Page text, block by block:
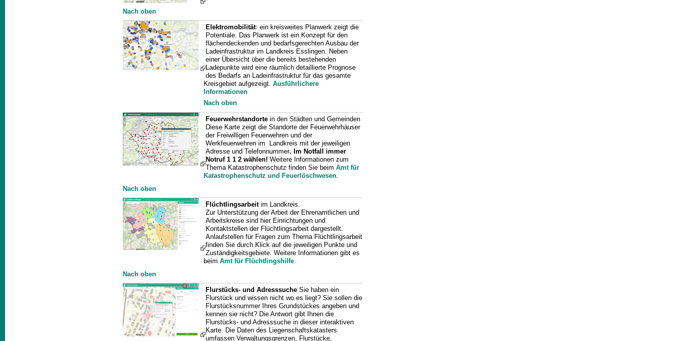
Nach oben
Elektromobilität: ein kreisweites Planwerk zeigt die
Potentiale. Das Planwerk ist ein Konzept für den
flächendeckenden und bedarfsgerechten Ausbau der
Ladeinfrastruktur im Landkreis Esslingen. Neben
einer Übersicht über die bereits bestehenden
Ladepunkte wird eine räumlich detaillierte Prognose
des Bedarfs an Ladeinfrastruktur für das gesamte
Kreisgebiet aufgezeigt. Ausführlichere
Informationen
Nach oben
Feuerwehrstandorte in den Städten und Gemeinden
Diese Karte zeigt die Standorte der Feuerwehrhäuser
der Freiwilligen Feuerwehren und der
Werkfeuerwehren im Landkreis mit der jeweiligen
Adresse und Telefonnummer. Im Notfall immer
Notruf 1 1 2 wählen! Weitere Informationen zum
Thema Katastrophenschutz finden Sie beim Amt für
Katastrophenschutz und Feuerlöschwesen
Nach oben
Flüchtlingsarbeitim Landkreis.
Zur Unterstützung der Arbeit der Ehrenamtlichen und
Arbeitskreise sind hier Einrichtungen und
Kontaktstellen der Flüchtlingsarbeit dargestellt.
Anlaufstellen für Fragen zum Thema Flüchtlingsarbeit
finden Sie durch Klick auf die jeweiligen Punkte und
Zuständigkeitsgebiete. Weitere Informationen gibt es
beim Amt für Flüchtlingshilfe
Nach oben
Flurstücks- und Adresssuche Sie haben ein
Flurstück und wissen nicht wo es liegt? Sie sollen die
Flurstücksnummer Ihres Grundstückes angeben und
kennen sie nicht? Die Antwort gibt Ihnen die
Flurstücks- und Adresssuche in dieser interaktiven
Karte. Die Daten des Liegenschaftskatasters
umfassen Verwaltungsgrenzen, Flurstücke,